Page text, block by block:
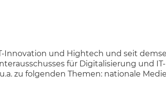
und Aneignung neuer Kenntnisse
an wissenschaftlichen Konferenzen im
d. h.. Das HOPE-
GmbH in Wetzlar, Deutschland, war
Innovation und Hightech und seit
für Digitalisierung und IT-
zu folgenden Themen: nationale